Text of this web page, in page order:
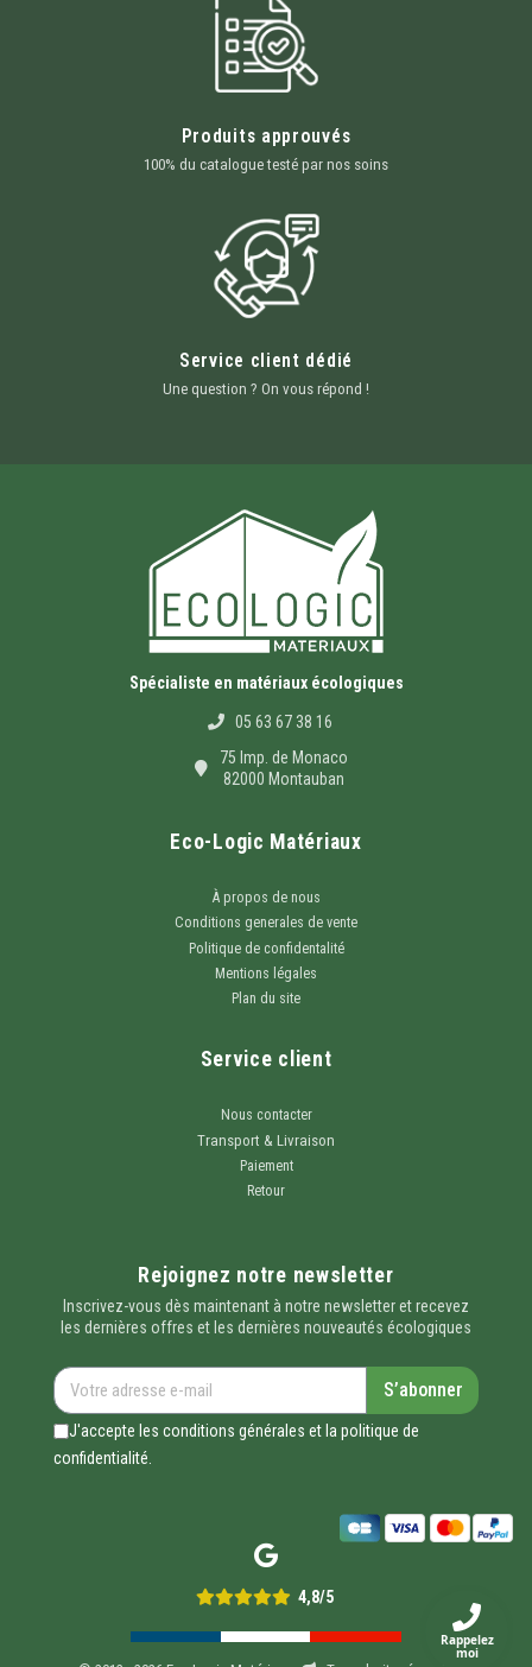
Produits approuvés
100% du catalogue testé par nos soins
Service client dédié
Une question ? On vous répond !
Spécialiste en matériaux écologiques
05 63 67 38 16
75 Imp. de Monaco
82000 Montauban
Eco-Logic Matériaux
À propos de nous
Conditions generales de vente
Politique de confidentalité
Mentions légales
Plan du site
Service client
Nous contacter
Transport & Livraison
Paiement
Retour
Rejoignez notre newsletter
Inscrivez-vous dès maintenant à notre newsletter et recevez
les dernières offres et les dernières nouveautés écologiques
S’abonner
J'accepte les conditions générales et la politique de
confidentialité.
4,8/5
Rappelez
moi